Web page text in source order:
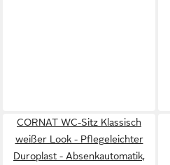
CORNAT WC-Sitz Klassisch
weißer Look - Pflegeleichter
Duroplast - Absenkautomatik,